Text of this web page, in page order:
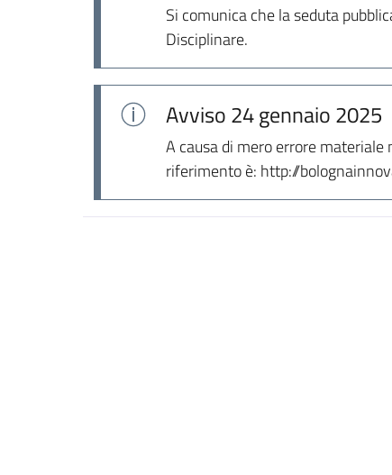
Si comunica che la seduta
Disciplinare.
Avviso24 gennaio 2025
A causa di mero errore
riferimento è: http://